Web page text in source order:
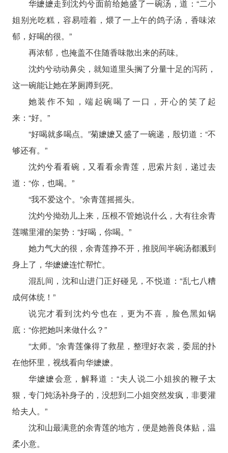
华嬷嬷走到沈灼兮面前给她盛了一碗汤，道：“二小
姐别光吃糕，容易噎着，煨了一上午的鸽子汤，香味浓
郁，好喝的很。”
再浓郁，也掩盖不住随香味散出来的药味。
沈灼兮动动鼻尖，就知道里头搁了分量十足的泻药，
这一碗能让她在茅厕蹲到死。
她装作不知，端起碗喝了一口，开心的笑了起
来：“好。”
“好喝就多喝点。”菊嬷嬷又盛了一碗递，殷切道：“不
够还有。”
沈灼兮看看碗，又看看余青莲，思索片刻，递过去
道：“你，也喝。”
“我不爱这个。”余青莲摇摇头。
沈灼兮拗劲儿上来，压根不管她说什么，大有往余青
莲嘴里灌的架势：“好喝，你喝。”
她力气大的很，余青莲挣不开，推脱间半碗汤都溅到
身上了，华嬷嬷连忙帮忙。
混乱间，沈和山进门正好碰见，不悦道：“乱七八糟
成何体统！”
说完才看到沈灼兮也在，更为不喜，脸色黑如锅
底：“你把她叫来做什么？”
“太师。”余青莲像得了救星，整理好衣裳，委屈的扑
在他怀里，视线看向华嬷嬷。
华嬷嬷会意，解释道：“夫人说二小姐挨的鞭子太
狠，专门炖汤补身子的，没想到二小姐突然发疯，非要灌
给夫人。”
沈和山最满意的余青莲的地方，便是她善良体贴，温
柔小意。